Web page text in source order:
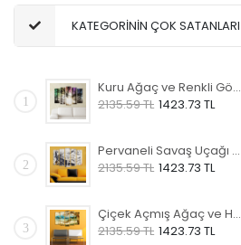
KATEGORİNİN ÇOK SATANLARI
1
Kuru Ağaç ve Renkli Gökyüzü Forex Tablo
2135.59 TL 1423.73 TL
2
Pervaneli Savaş Uçağı Forex Tablo
2135.59 TL 1423.73 TL
3
Çiçek Açmış Ağaç ve Hamak Forex Tablo
2135.59 TL 1423.73 TL